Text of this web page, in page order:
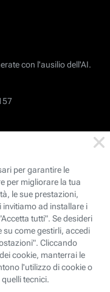
con l'ausilio dell'AI.